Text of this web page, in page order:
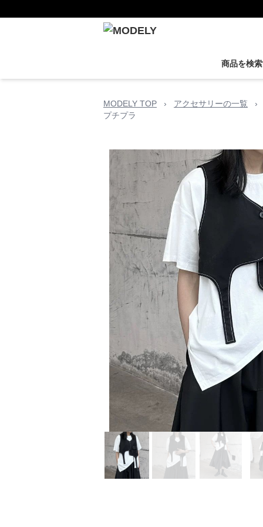
商品を検
MODELY TOP › アクセサリーの一覧 ›
プチプラ